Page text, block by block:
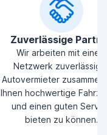
Zuverlässige
Wir arbeiten mit einem
Netzwerk
Autovermieter
Ihnen hochwertige
und einen guten
bieten zu können.